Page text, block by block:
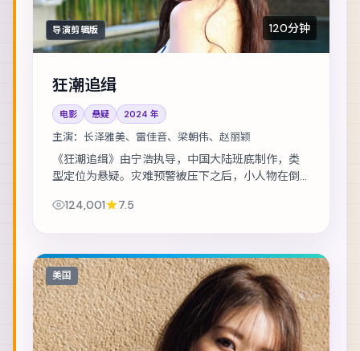
导演剪辑版 120分钟
狂潮追缉
电影 悬疑 2024 年
主演： 长泽雅美、雷佳音、梁朝伟、赵丽颖
《狂潮追缉》由宁浩执导，中国大陆班底制作，类
型定位为悬疑。灾难预警被压下之后，小人物在倒
音、梁朝伟 等，表演层次丰富。美术与声音设计共...
124,001 7.5
美国